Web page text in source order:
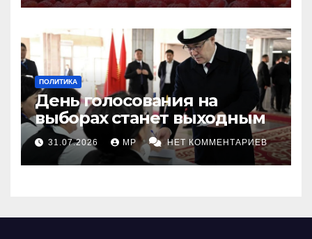
ПОЛИТИКА
День голосования на
выборах станет выходным
31.07.2026 MP НЕТ КОММЕНТАРИЕВ